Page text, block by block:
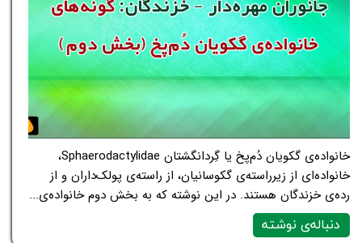
خانواده‌ی گکویان دُم‌پخ یا گِردانگشتان Sphaerodactylidae،
خانواده‌ای از زیرراسته‌ی گکوسانیان، از راسته‌ی پولک‌داران و از
رده‌ی خزندگان هستند. در این نوشته که به بخش دوم خانواده‌ی...
دنباله‌ی نوشته